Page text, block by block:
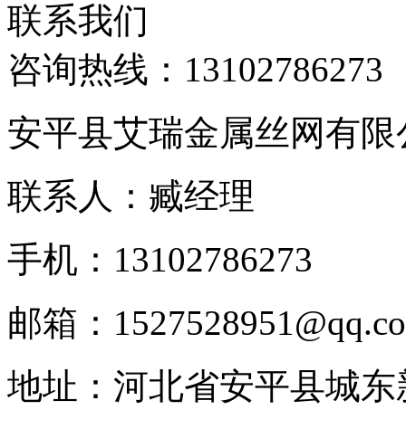
联系我们
咨询热线： 13102786273
安平县艾瑞金属丝网有限
联系人：臧经理
手机：13102786273
邮箱：
地址：河北省安平县城